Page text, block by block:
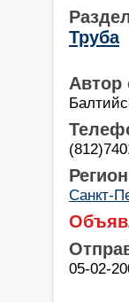
Труба
Автор
Санкт-
05-02-